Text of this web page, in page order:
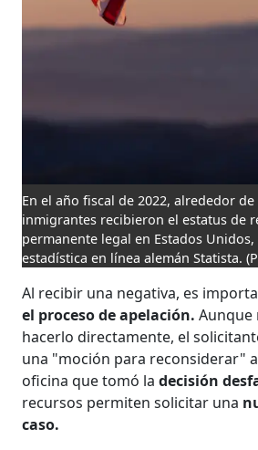
En el año fiscal de 2022, alrededor
inmigrantes recibieron el estatus de
permanente legal en Estados
estadística en línea alemán Statista.
Al recibir una negativa, es
el proceso de apelación.Aunque
hacerlo directamente, el
una "moción para reconsiderar"
oficina que tomó la decisión
recursos permiten solicitar una
caso.